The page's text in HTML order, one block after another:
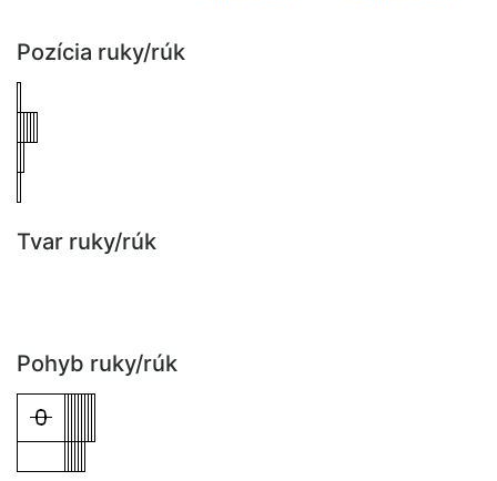
Pozícia ruky/rúk
Tvar ruky/rúk
Pohyb ruky/rúk